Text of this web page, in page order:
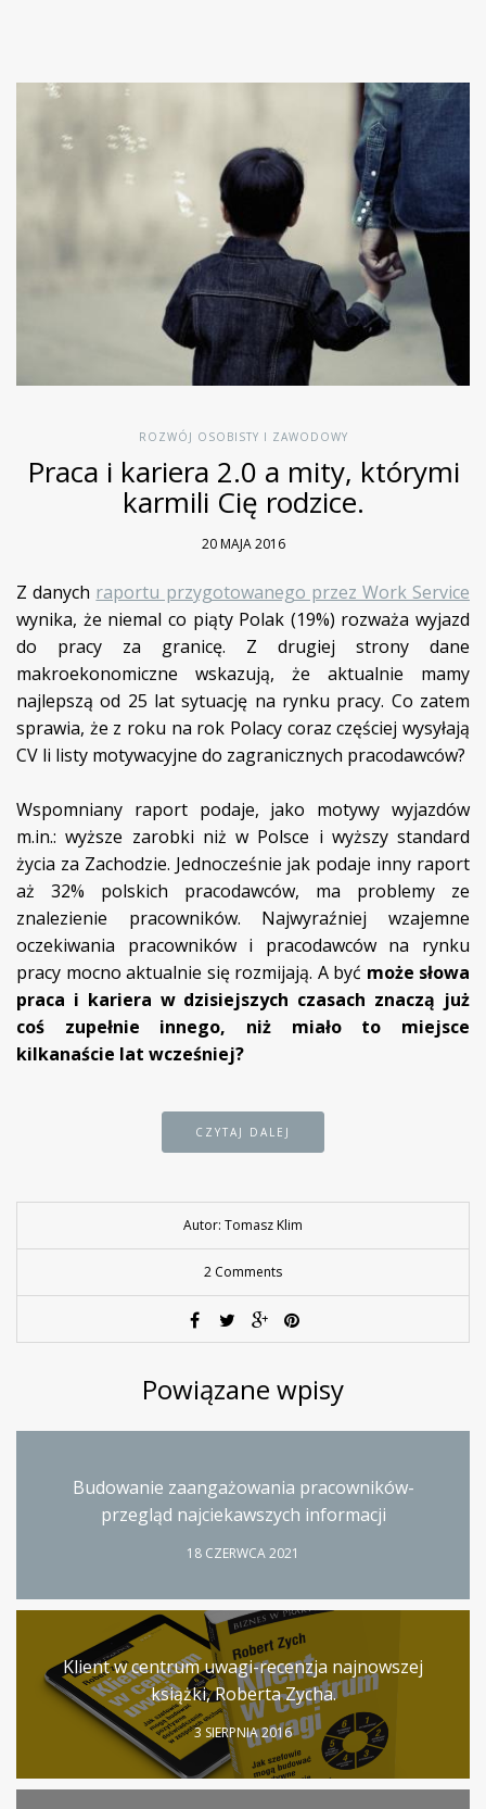
ROZWÓJ OSOBISTY I ZAWODOWY
Praca i kariera 2.0 a mity, którymi
karmili Cię rodzice.
20 MAJA 2016
Z danych raportu przygotowanego przez Work Service
wynika, że niemal co piąty Polak (19%) rozważa wyjazd
do pracy za granicę. Z drugiej strony dane
makroekonomiczne wskazują, że aktualnie mamy
najlepszą od 25 lat sytuację na rynku pracy. Co zatem
sprawia, że z roku na rok Polacy coraz częściej wysyłają
CV li listy motywacyjne do zagranicznych pracodawców?
Wspomniany raport podaje, jako motywy wyjazdów
m.in.: wyższe zarobki niż w Polsce i wyższy standard
życia za Zachodzie. Jednocześnie jak podaje inny raport
aż 32% polskich pracodawców, ma problemy ze
znalezienie pracowników. Najwyraźniej wzajemne
oczekiwania pracowników i pracodawców na rynku
pracy mocno aktualnie się rozmijają. A być może słowa
praca i kariera w dzisiejszych czasach znaczą już
coś zupełnie innego, niż miało to miejsce
kilkanaście lat wcześniej?
CZYTAJ DALEJ
Autor: Tomasz Klim
2 Comments
Powiązane wpisy
Budowanie zaangażowania pracowników-
przegląd najciekawszych informacji
18 CZERWCA 2021
Klient w centrum uwagi-recenzja najnowszej
książki, Roberta Zycha.
3 SIERPNIA 2016